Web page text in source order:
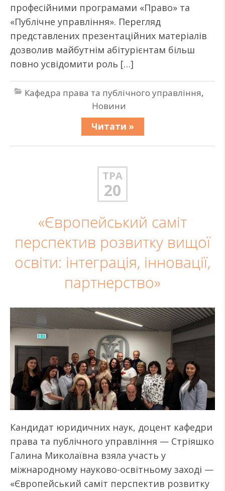
професійними програмами «Право» та
«Публічне управління». Перегляд
представлених презентаційних матеріалів
дозволив майбутнім абітурієнтам більш
повно усвідомити роль […]
Кафедра права та публічного управління,
Новини
Читати »
ТРА
20
«Європейський саміт
перспектив розвитку вищої
освіти: інтеграція, інновації,
партнерство»
Кандидат юридичних наук, доцент кафедри
права та публічного управління — Стріяшко
Галина Миколаївна взяла участь у
міжнародному науково-освітньому заході —
«Європейський саміт перспектив розвитку